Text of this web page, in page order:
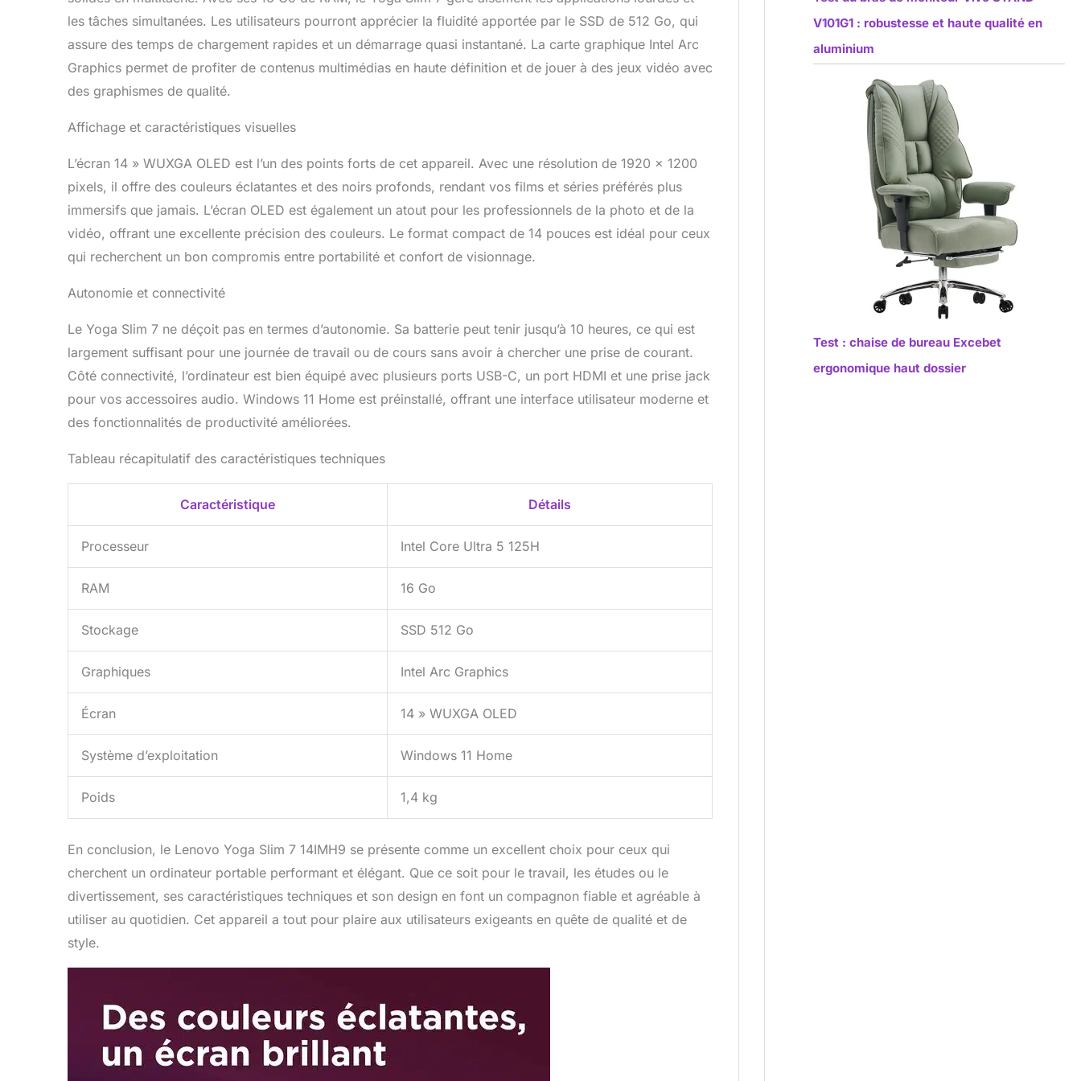
les tâches simultanées. Les utilisateurs pourront apprécier la fluidité apportée par le SSD de 512 Go, qui
assure des temps de chargement rapides et un démarrage quasi instantané. La carte graphique Intel Arc
Graphics permet de profiter de contenus multimédias en haute définition et de jouer à des jeux vidéo avec
des graphismes de qualité.
Affichage et caractéristiques visuelles
L’écran 14 » WUXGA OLED est l’un des points forts de cet appareil. Avec une résolution de 1920 x 1200
pixels, il offre des couleurs éclatantes et des noirs profonds, rendant vos films et séries préférés plus
immersifs que jamais. L’écran OLED est également un atout pour les professionnels de la photo et de la
vidéo, offrant une excellente précision des couleurs. Le format compact de 14 pouces est idéal pour ceux
qui recherchent un bon compromis entre portabilité et confort de visionnage.
Autonomie et connectivité
Le Yoga Slim 7 ne déçoit pas en termes d’autonomie. Sa batterie peut tenir jusqu’à 10 heures, ce qui est
largement suffisant pour une journée de travail ou de cours sans avoir à chercher une prise de courant.
Côté connectivité, l’ordinateur est bien équipé avec plusieurs ports USB-C, un port HDMI et une prise jack
pour vos accessoires audio. Windows 11 Home est préinstallé, offrant une interface utilisateur moderne et
des fonctionnalités de productivité améliorées.
Tableau récapitulatif des caractéristiques techniques
Caractéristique Détails
Processeur Intel Core Ultra 5 125H
RAM 16 Go
Stockage SSD 512 Go
Graphiques Intel Arc Graphics
Écran 14 » WUXGA OLED
Système d’exploitation Windows 11 Home
Poids 1,4 kg
En conclusion, le Lenovo Yoga Slim 7 14IMH9 se présente comme un excellent choix pour ceux qui
cherchent un ordinateur portable performant et élégant. Que ce soit pour le travail, les études ou le
divertissement, ses caractéristiques techniques et son design en font un compagnon fiable et agréable à
utiliser au quotidien. Cet appareil a tout pour plaire aux utilisateurs exigeants en quête de qualité et de
style.
V101G1 : robustesse et haute qualité en
aluminium
Test : chaise de bureau Excebet
ergonomique haut dossier